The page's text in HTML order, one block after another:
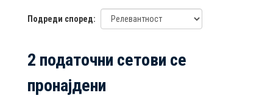
Подреди според
2 податочни сетови се
пронајдени